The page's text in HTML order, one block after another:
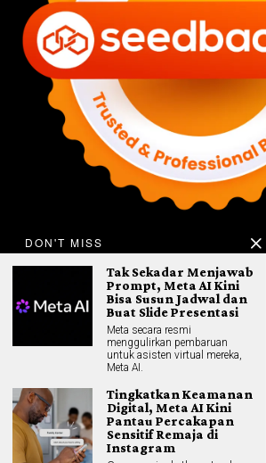
GADGET
DON'T MISS
Tak Sekadar Menjawab
Prompt, Meta AI Kini
Bisa Susun Jadwal dan
Buat Slide Presentasi
Meta secara resmi
menggulirkan pembaruan
untuk asisten virtual mereka,
Meta AI.
Tingkatkan Keamanan
Digital, Meta AI Kini
Pantau Percakapan
Sensitif Remaja di
Instagram